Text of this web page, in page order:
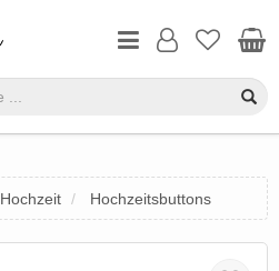
Hochzeit Hochzeitsbuttons